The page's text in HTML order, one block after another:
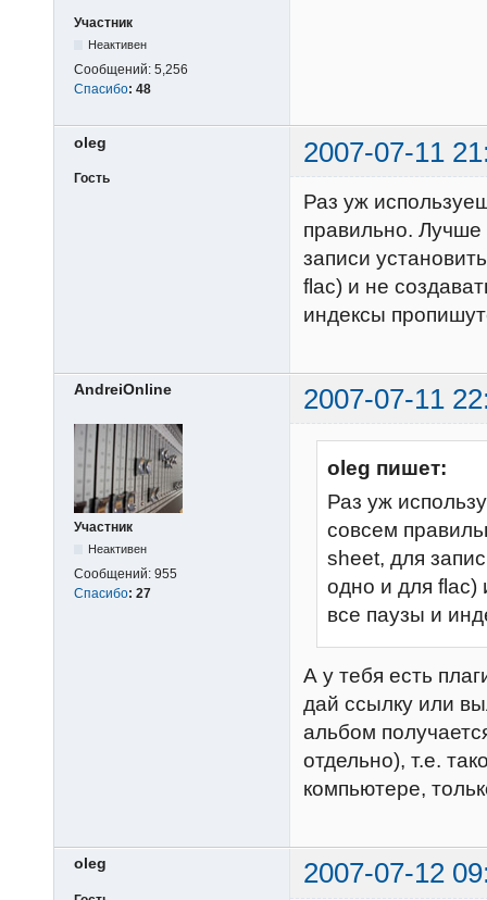
Участник
Неактивен
Сообщений: 5,256
Спасибо: 48
oleg 2007-07-11
Гость
Раз уж
правильно. Лучше
записи
flac) и не
индексы
AndreiOnline 2007-07-11
Участник
Неактивен
Сообщений: 955
Спасибо: 27
oleg пишет:
Раз уж
совсем
sheet, для
одно и для flac)
все паузы и
А у тебя есть
дай ссылку или
альбом
отдельно), т.е.
компьютере,
oleg 2007-07-12